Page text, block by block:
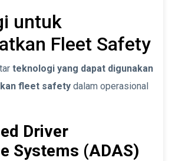
untuk
Fleet Safety
teknologi yang dapat digunakan
fleet safety dalam operasional
Driver
Systems (ADAS)